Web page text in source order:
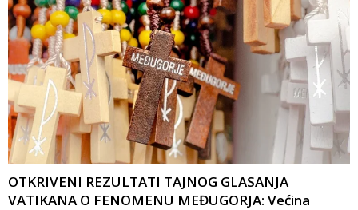
OTKRIVENI REZULTATI TAJNOG GLASANJA
VATIKANA O FENOMENU MEĐUGORJA: Većina